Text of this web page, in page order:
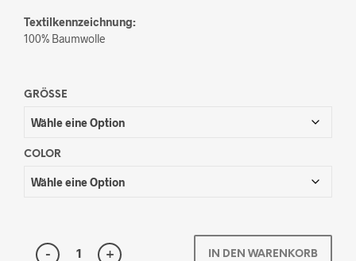
Textilkennzeichnung:
100% Baumwolle
GRÖSSE
COLOR
IN DEN WARENKORB